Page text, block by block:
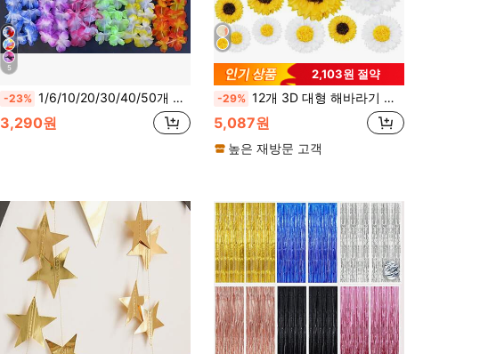
5
-23% 1/6/10/20/30/40/50개 하와이안 레이 목걸이 열대 하와이안 플로럴 테마 파티 선물 헤드피스 휴가 웨딩 비치 생일 장식 파티 용품 레이 헤드피스 휴가 웨딩 비치 생일 장식 (랜덤 색상), 크리스마스
3,290원
2,103원 절약
-29% 12개 3D 대형 해바라기 데이지 종이 꽃 장식, 8/10/12인치 노란색 흰색 폼폼 꽃 세트 생일 파티, 샤워, 결혼식, 봄 여름 홈 데코용
5,087원
높은 재방문 고객